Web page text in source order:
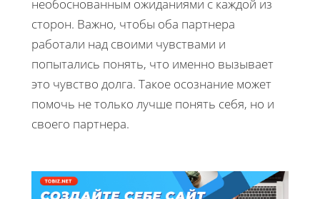
необоснованным ожиданиями с каждой из
сторон. Важно, чтобы оба партнера
работали над своими чувствами и
попытались понять, что именно вызывает
это чувство долга. Такое осознание может
помочь не только лучше понять себя, но и
своего партнера.